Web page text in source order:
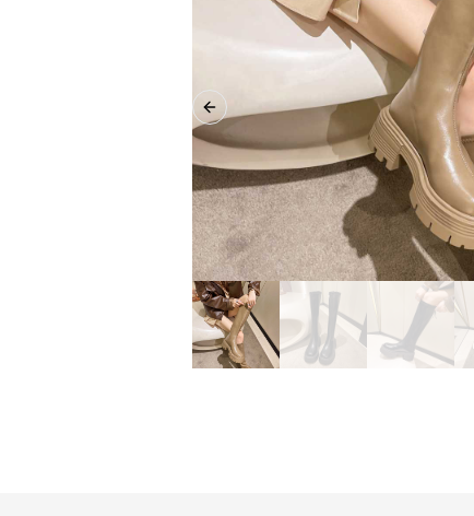
Previous slide